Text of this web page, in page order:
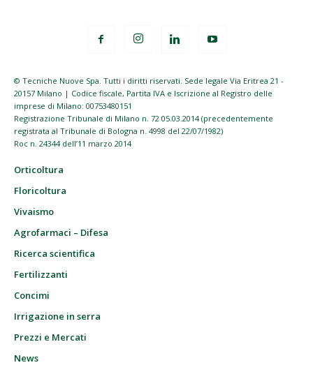
© Tecniche Nuove Spa. Tutti i diritti riservati. Sede legale Via Eritrea 21 -
20157 Milano | Codice fiscale, Partita IVA e Iscrizione al Registro delle
imprese di Milano: 00753480151
Registrazione Tribunale di Milano n. 72 05.03.2014 (precedentemente
registrata al Tribunale di Bologna n. 4998 del 22/07/1982)
Roc n. 24344 dell’11 marzo 2014
Orticoltura
Floricoltura
Vivaismo
Agrofarmaci – Difesa
Ricerca scientifica
Fertilizzanti
Concimi
Irrigazione in serra
Prezzi e Mercati
News